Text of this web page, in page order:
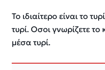
Το ιδιαίτερο είναι το
τυρί. Οσοι γνωρίζετε το
μέσα τυρί.